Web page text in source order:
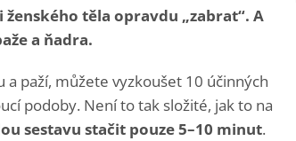
těla opravdu „zabrat“. A
a ňadra.
paží, můžete vyzkoušet 10 účinných
podoby. Není to tak složité, jak to na
sestavu stačit pouze 5–10 minut.